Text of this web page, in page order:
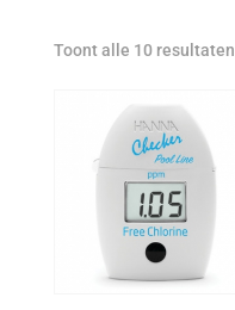
Toont alle 10 resultaten